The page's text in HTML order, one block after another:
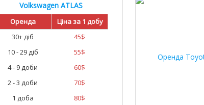
Volkswagen ATLAS
Оренда
Ціна за 1 добу
30+ діб
45$
10 - 29 діб
55$
4 - 9 доби
60$
2 - 3 доби
70$
1 доба
80$